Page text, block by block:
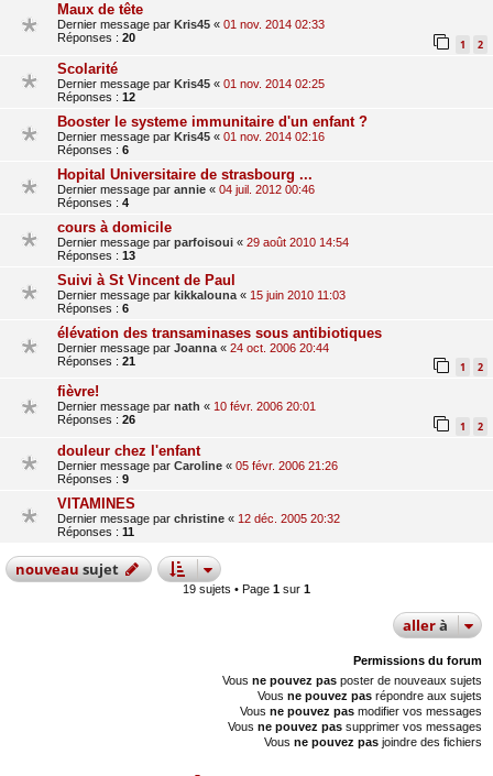
Maux de tête
Dernier message par Kris45 « 01 nov. 2014 02:33
Réponses : 20 1 2
Scolarité
Dernier message par Kris45 « 01 nov. 2014 02:25
Réponses : 12
Booster le systeme immunitaire d'un enfant ?
Dernier message par Kris45 « 01 nov. 2014 02:16
Réponses : 6
Hopital Universitaire de strasbourg ...
Dernier message par annie « 04 juil. 2012 00:46
Réponses : 4
cours à domicile
Dernier message par parfoisoui « 29 août 2010 14:54
Réponses : 13
Suivi à St Vincent de Paul
Dernier message par kikkalouna « 15 juin 2010 11:03
Réponses : 6
élévation des transaminases sous antibiotiques
Dernier message par Joanna « 24 oct. 2006 20:44
Réponses : 21 1 2
fièvre!
Dernier message par nath « 10 févr. 2006 20:01
Réponses : 26 1 2
douleur chez l'enfant
Dernier message par Caroline « 05 févr. 2006 21:26
Réponses : 9
VITAMINES
Dernier message par christine « 12 déc. 2005 20:32
Réponses : 11
nouveausujet
19 sujets • Page 1 sur 1
allerà
Permissions du forum
Vous ne pouvez pas poster de nouveaux sujets
Vous ne pouvez pas répondre aux sujets
Vous ne pouvez pas modifier vos messages
Vous ne pouvez pas supprimer vos messages
Vous ne pouvez pas joindre des fichiers